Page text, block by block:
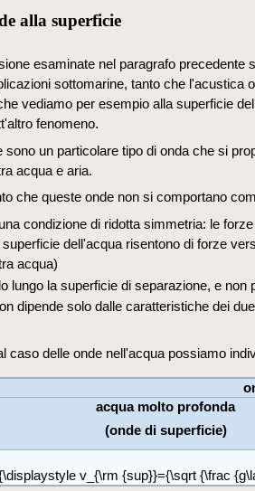
alla superficie
esaminate nel paragrafo
sottomarine, tanto che l'acustica
vediamo per esempio alla superficie
fenomeno.
sono un particolare tipo di onda che si
acqua e aria.
che queste onde non si comportano
condizione di ridotta simmetria: le
dell'acqua risentono di forze
acqua)
lungo la superficie di separazione, e
dipende solo dalle caratteristiche dei
caso delle onde nell'acqua possiamo
acqua molto profonda
(onde di superficie)